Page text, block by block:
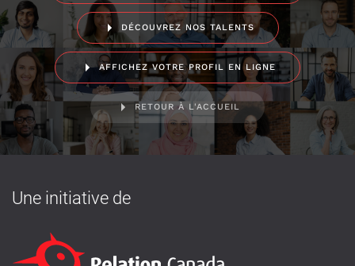
DÉCOUVREZ NOS TALENTS
AFFICHEZ VOTRE PROFIL EN LIGNE
RETOUR À L'ACCUEIL
Une initiative de